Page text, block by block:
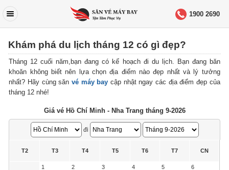
1900 2690
Khám phá du lịch tháng 12 có gì đẹp?
Tháng 12 cuối năm,bạn đang có kế hoạch đi du lịch. Bạn đang băn
khoăn không biết nên lựa chọn địa điểm nào đẹp nhất và lý tưởng
nhất? Hãy cùng săn vé máy bay cập nhật ngay các địa điểm đẹp của
tháng 12 nhé!
Giá vé Hồ Chí Minh - Nha Trang tháng 9-2026
đi
T2 T3 T4 T5 T6 T7 CN
1 2 3 4 5 6